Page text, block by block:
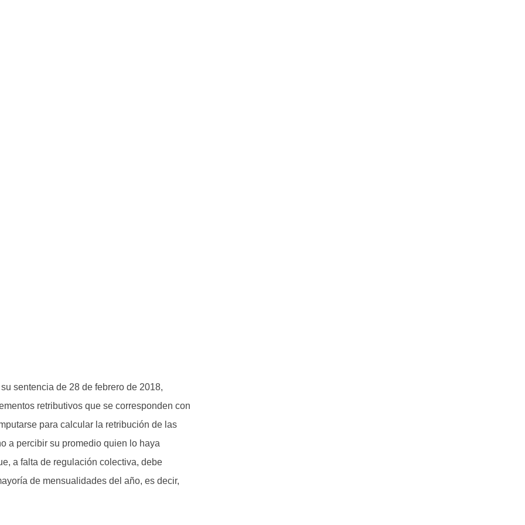
sentencia de 28 de febrero de 2018,
retributivos que se corresponden con
para calcular la retribución de las
a percibir su promedio quien lo haya
a falta de regulación colectiva, debe
de mensualidades del año, es decir,